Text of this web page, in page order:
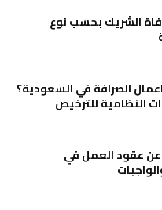
الشريك بحسب نوع
الصرافة في السعودية؟
النظامية للترخيص
عقود العمل في